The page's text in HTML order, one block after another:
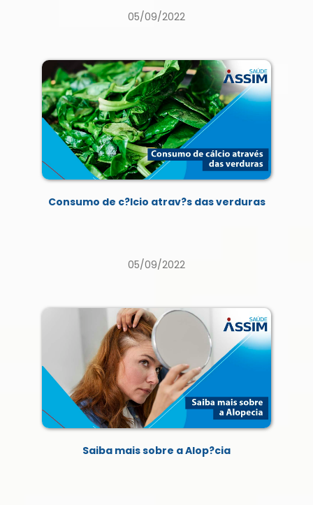
05/09/2022
Consumo de c?lcio atrav?s das verduras
05/09/2022
Saiba mais sobre a Alop?cia